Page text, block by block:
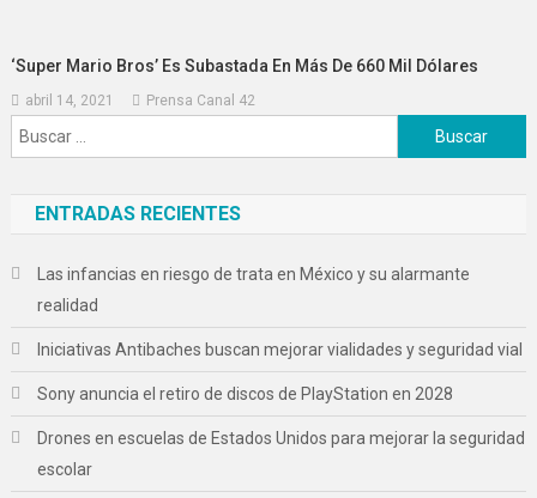
‘Super Mario Bros’ Es Subastada En Más De 660 Mil Dólares
abril 14, 2021 Prensa Canal 42
Buscar:
ENTRADAS RECIENTES
Las infancias en riesgo de trata en México y su alarmante
realidad
Iniciativas Antibaches buscan mejorar vialidades y seguridad vial
Sony anuncia el retiro de discos de PlayStation en 2028
Drones en escuelas de Estados Unidos para mejorar la seguridad
escolar